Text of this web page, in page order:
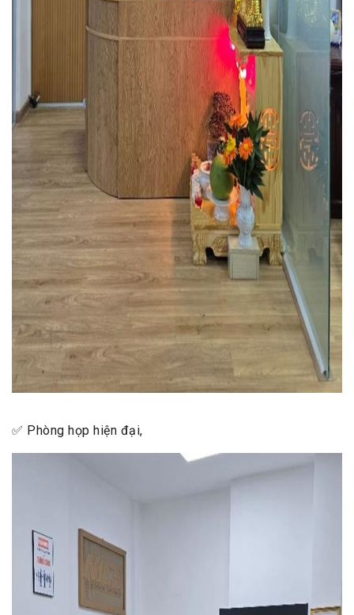
✅ Phòng họp hiện đại,